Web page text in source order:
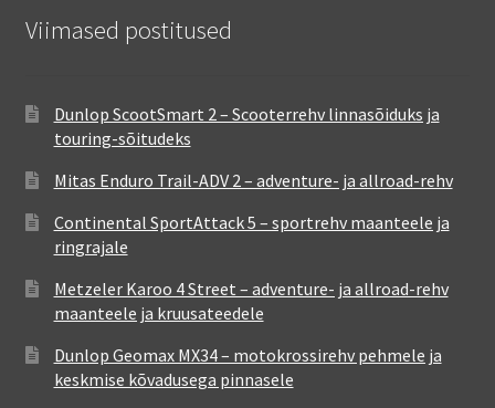
Viimased postitused
Dunlop ScootSmart 2 – Scooterrehv linnasõiduks ja
touring-sõitudeks
Mitas Enduro Trail-ADV 2 – adventure- ja allroad-rehv
Continental SportAttack 5 – sportrehv maanteele ja
ringrajale
Metzeler Karoo 4 Street – adventure- ja allroad-rehv
maanteele ja kruusateedele
Dunlop Geomax MX34 – motokrossirehv pehmele ja
keskmise kõvadusega pinnasele